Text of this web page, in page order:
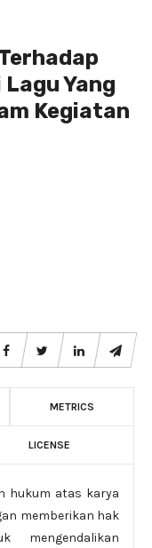
Yang
Kegiatan
METRICS
LICENSE
hukum atas karya
memberikan hak
mengendalikan